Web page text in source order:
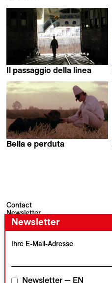
Il passaggio della linea
Bella e perduta
Contact
Newsletter
Archiv
Visions du Réel
Place du Marché 2
CH–1260 Nyon
Hauptpartner
Newsletter
Ihre E-Mail-Adresse
Newsletter — EN